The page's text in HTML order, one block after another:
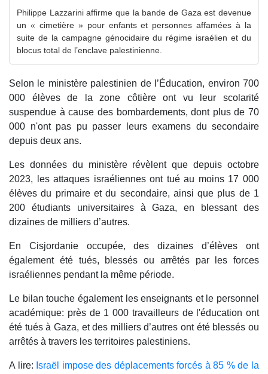
Philippe Lazzarini affirme que la bande de Gaza est devenue
un « cimetière » pour enfants et personnes affamées à la
suite de la campagne génocidaire du régime israélien et du
blocus total de l’enclave palestinienne.
Selon le ministère palestinien de l’Éducation, environ 700
000 élèves de la zone côtière ont vu leur scolarité
suspendue à cause des bombardements, dont plus de 70
000 n'ont pas pu passer leurs examens du secondaire
depuis deux ans.
Les données du ministère révèlent que depuis octobre
2023, les attaques israéliennes ont tué au moins 17 000
élèves du primaire et du secondaire, ainsi que plus de 1
200 étudiants universitaires à Gaza, en blessant des
dizaines de milliers d’autres.
En Cisjordanie occupée, des dizaines d’élèves ont
également été tués, blessés ou arrêtés par les forces
israéliennes pendant la même période.
Le bilan touche également les enseignants et le personnel
académique: près de 1 000 travailleurs de l'éducation ont
été tués à Gaza, et des milliers d’autres ont été blessés ou
arrêtés à travers les territoires palestiniens.
A lire: Israël impose des déplacements forcés à 85 % de la